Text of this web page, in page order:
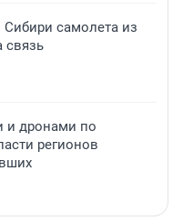
самолета из
связь
и дронами по
регионов